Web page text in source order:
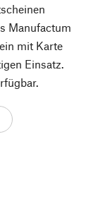
Manufactum
mit Karte
Einsatz.